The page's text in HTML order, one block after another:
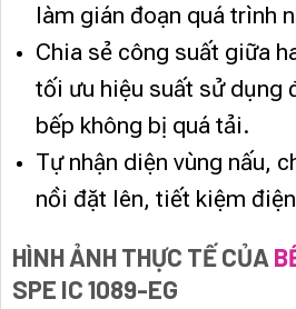
làm gián đoạn quá trình
Chia sẻ công suất giữa
tối ưu hiệu suất sử dụng
bếp không bị quá tải.
Tự nhận diện vùng nấu,
nồi đặt lên, tiết kiệm
HÌNH ẢNH THỰC TẾCỦA
SPE IC 1089-EG